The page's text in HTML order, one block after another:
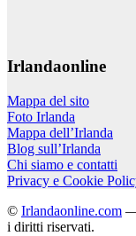
Irlandaonline
Mappa del sito
Foto Irlanda
Mappa dell’Irlanda
Blog sull’Irlanda
Chi siamo e contatti
Privacy e Cookie
© Irlandaonline.com —
i diritti riservati.